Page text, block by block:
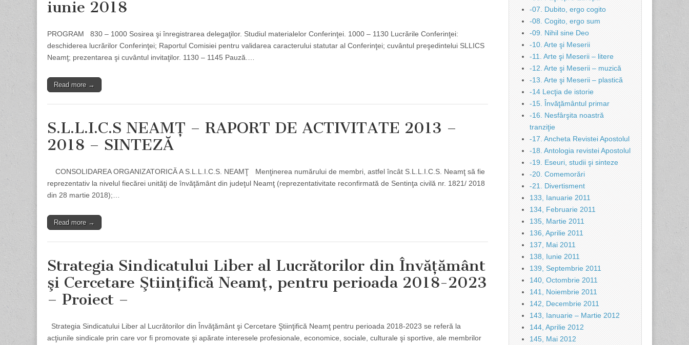
iunie 2018
PROGRAM 830 – 1000 Sosirea şi înregistrarea delegaţilor. Studiul materialelor Conferinţei. 1000 – 1130 Lucrările Conferinţei:
deschiderea lucrărilor Conferinţei; Raportul Comisiei pentru validarea caracterului statutar al Conferinţei; cuvântul preşedintelui SLLICS
Neamţ; prezentarea şi cuvântul invitaţilor. 1130 – 1145 Pauză.…
Read more →
S.L.L.I.C.S NEAMŢ – RAPORT DE ACTIVITATE 2013 –
2018 – SINTEZĂ
CONSOLIDAREA ORGANIZATORICĂ A S.L.L.I.C.S. NEAMŢ Menţinerea numărului de membri, astfel încât S.L.L.I.C.S. Neamţ să fie
reprezentativ la nivelul fiecărei unităţi de învăţământ din judeţul Neamţ (reprezentativitate reconfirmată de Sentinţa civilă nr. 1821/ 2018
din 28 martie 2018);…
Read more →
Strategia Sindicatului Liber al Lucrătorilor din Învăţământ
şi Cercetare Ştiinţifică Neamţ, pentru perioada 2018-2023
– Proiect –
Strategia Sindicatului Liber al Lucrătorilor din Învăţământ şi Cercetare Ştiinţifică Neamţ pentru perioada 2018-2023 se referă la
acţiunile sindicale prin care vor fi promovate şi apărate interesele profesionale, economice, sociale, culturale şi sportive, ale membrilor
-07. Dubito, ergo cogito
-08. Cogito, ergo sum
-09. Nihil sine Deo
-10. Arte şi Meserii
-11. Arte şi Meserii – litere
-12. Arte şi Meserii – muzică
-13. Arte şi Meserii – plastică
-14 Lecţia de istorie
-15. Învăţământul primar
-16. Nesfârşita noastră
tranziţie
-17. Ancheta Revistei Apostolul
-18. Antologia revistei Apostolul
-19. Eseuri, studii şi sinteze
-20. Comemorări
-21. Divertisment
133, Ianuarie 2011
134, Februarie 2011
135, Martie 2011
136, Aprilie 2011
137, Mai 2011
138, Iunie 2011
139, Septembrie 2011
140, Octombrie 2011
141, Noiembrie 2011
142, Decembrie 2011
143, Ianuarie – Martie 2012
144, Aprilie 2012
145, Mai 2012